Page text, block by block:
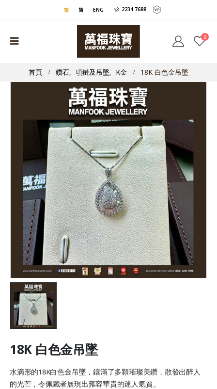
繁 简 ENG 2234 7688
0
首頁 鑽石, 項鏈及吊墜, K金 18K 白色金吊墜
18K 白色金吊墜
水滴形的18K白色金吊墜，鑲滿了多顆璀璨美鑽，散發出醉人
的光芒，令佩戴者展現出雍容華貴的迷人氣質。